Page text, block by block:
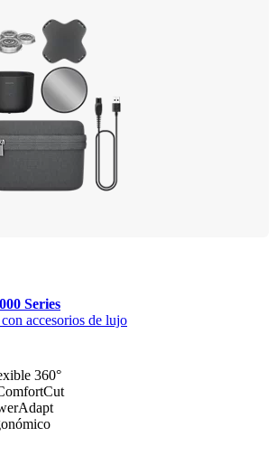
Series
accesorios de lujo
360°